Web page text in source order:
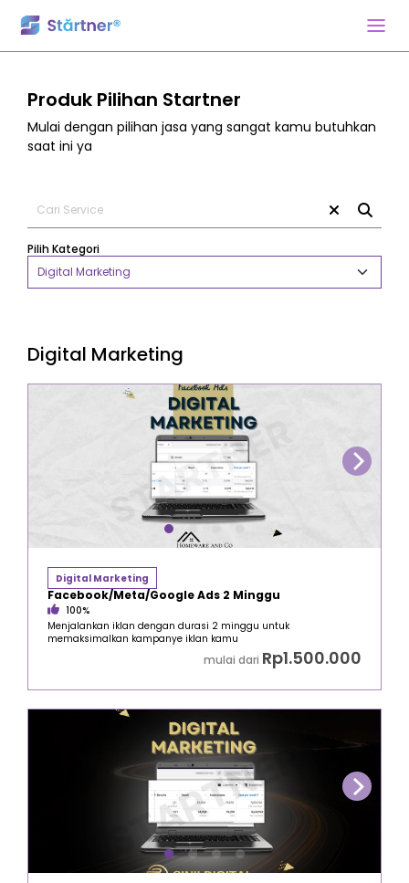
Produk Pilihan Startner
Mulai dengan pilihan jasa yang sangat kamu butuhkan
saat ini ya
Pilih Kategori
Digital Marketing
Digital Marketing
Facebook/Meta/Google Ads 2 Minggu
100%
Menjalankan iklan dengan durasi 2 minggu untuk
memaksimalkan kampanye iklan kamu
mulai dari Rp1.500.000